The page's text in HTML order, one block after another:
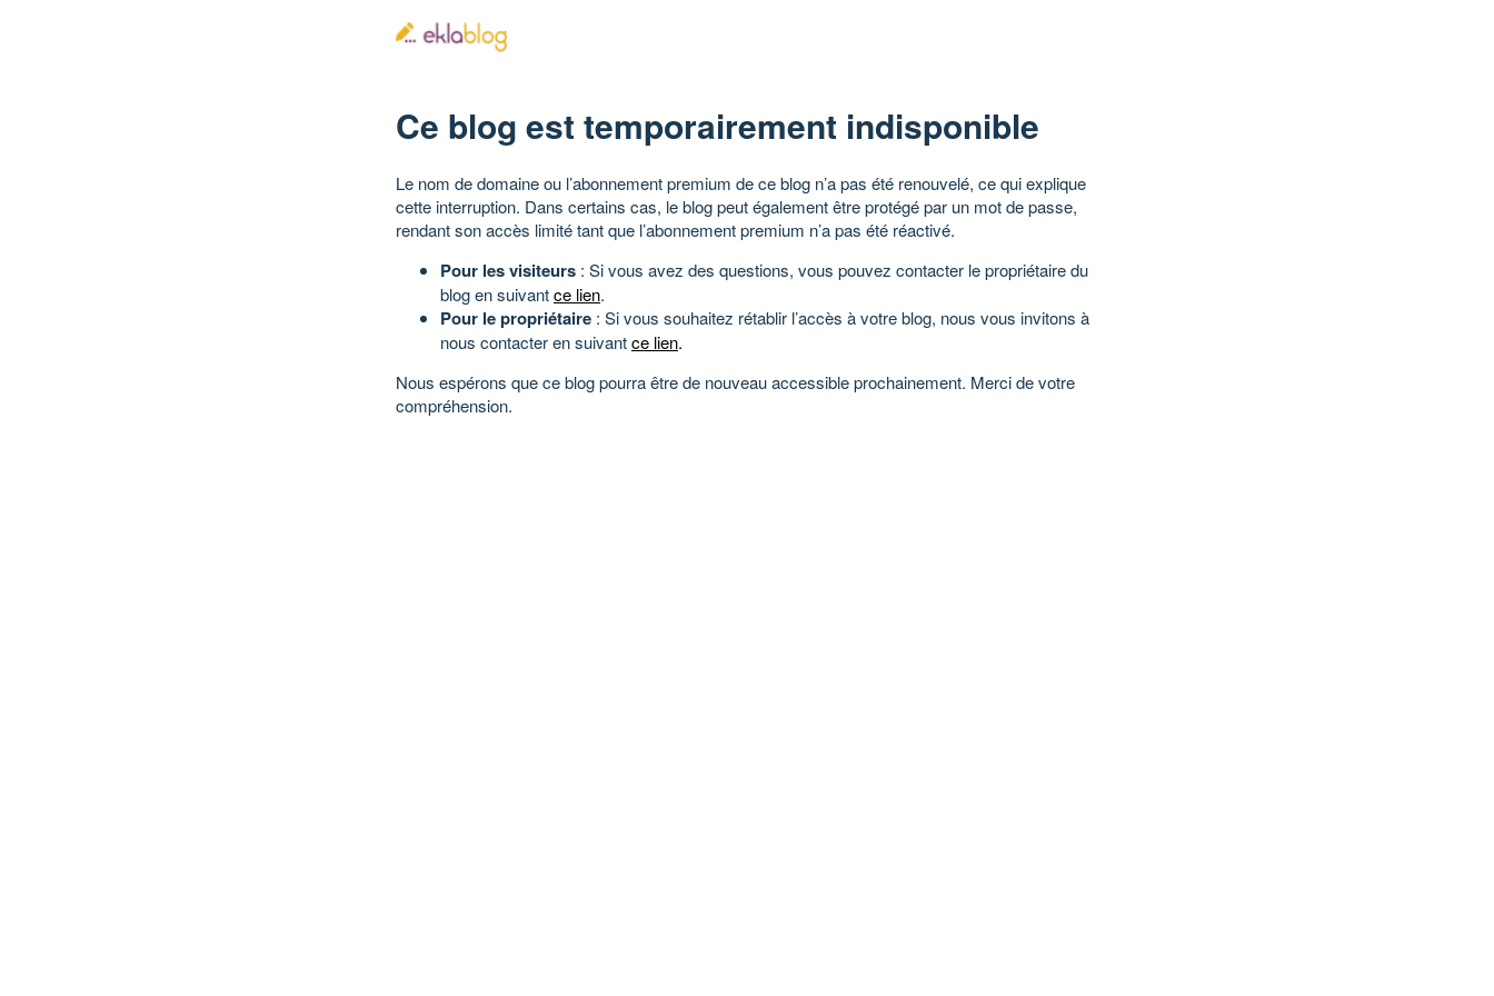
Ce blog est temporairement indisponible
Le nom de domaine ou l’abonnement premium de ce blog n’a pas été renouvelé, ce qui explique
cette interruption. Dans certains cas, le blog peut également être protégé par un mot de passe,
rendant son accès limité tant que l’abonnement premium n’a pas été réactivé.
Pour les visiteurs : Si vous avez des questions, vous pouvez contacter le propriétaire du
blog en suivantce lien.
Pour le propriétaire : Si vous souhaitez rétablir l’accès à votre blog, nous vous invitons à
nous contacter en suivantce lien.
Nous espérons que ce blog pourra être de nouveau accessible prochainement. Merci de votre
compréhension.